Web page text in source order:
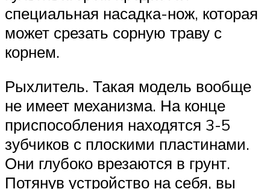
специальная насадка-нож, которая
может срезать сорную траву с
корнем.
Рыхлитель. Такая модель вообще
не имеет механизма. На конце
приспособления находятся 3-5
зубчиков с плоскими пластинами.
Они глубоко врезаются в грунт.
Потянув устройство на себя, вы